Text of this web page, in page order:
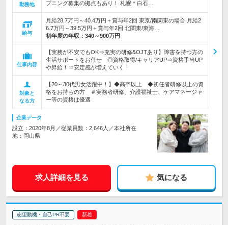
勤務地 プニング募集の拠点もあり！ 札幌＊白石…
給与
月給28.7万円～40.4万円＋賞与年2回 東京/南関東の場合 月給2
6.7万円～39.5万円＋賞与年2回 北関東/東海…
初年度の年収： 340～900万円
仕事内容
【実務が不安でもOK⇒充実の研修&OJTあり】障害を持つ方の
生活サポートをお任せ ◎資格取得/キャリアUP⇒資格手当UP
や昇給！⇒安定感が増えていく！
対象と
なる方
【20～30代男女活躍中！】◆高卒以上 ◆初任者研修以上の資
格をお持ちの方 ＃実務者研修、介護福祉士、ケアマネージャ
ー等の資格は優遇
企業データ
設立：2020年8月／従業員数：2,646人／本社所在
地：岡山県
求人詳細を見る 気になる
志望動機・自己PR不要